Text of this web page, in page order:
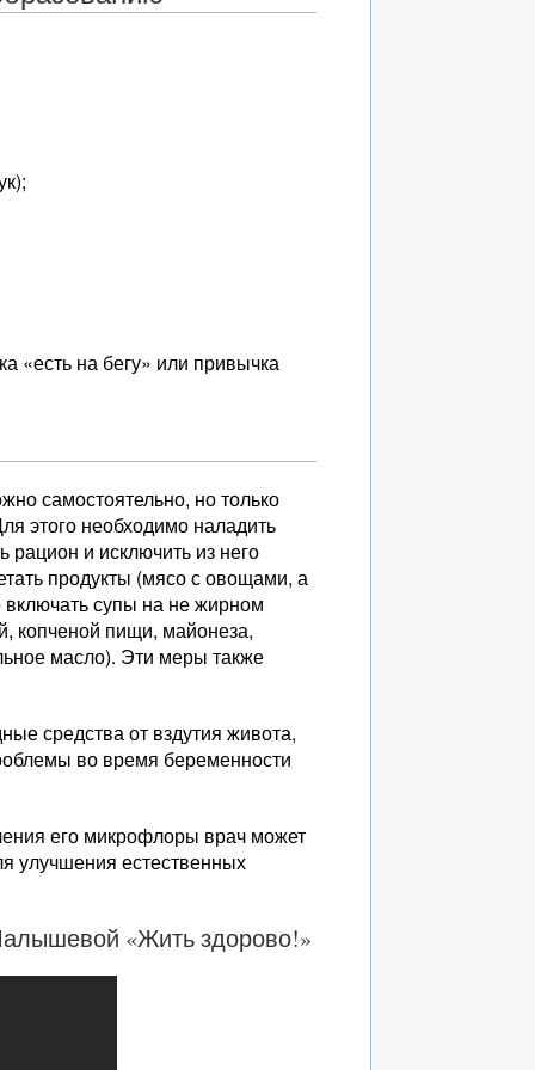
«есть на бегу» или привычка
самостоятельно, но только
этого необходимо наладить
и исключить из него
продукты (мясо с овощами, а
супы на не жирном
копченой пищи, майонеза,
масло). Эти меры также
средства от вздутия живота,
во время беременности
его микрофлоры врач может
улучшения естественных
«Жить здорово!»